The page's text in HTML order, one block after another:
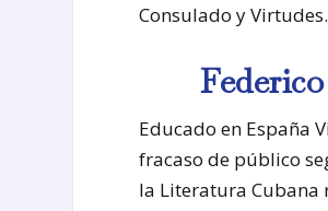
Consulado y Virtudes.
Educado en España
fracaso de público
la Literatura Cubana